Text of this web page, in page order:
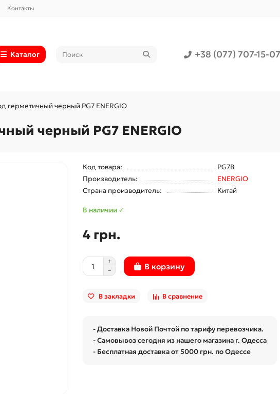
Контакты
Каталог +38 (077) 707-15-07
герметичный черный PG7 ENERGIO
черный PG7 ENERGIO
Код товара:
PG7B
Производитель:
ENERGIO
Страна производитель:
Китай
В наличии ✓
4 грн.
В корзину
В закладки В сравнение
- Доставка Новой Почтой по тарифу перевозчика.
- Самовывоз сегодня из нашего магазина г. Одесса
- Бесплатная доставка от 5000 грн. по Одессе